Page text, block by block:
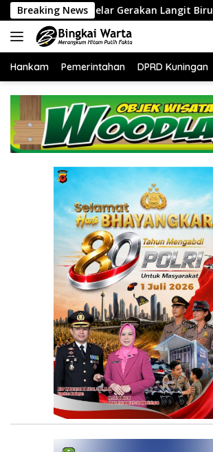
Langsung
ke
konten
Breaking News
Langit Biru Indonesia Asri di Cirebon
Hankam Pemerintahan DPRD Kuningan